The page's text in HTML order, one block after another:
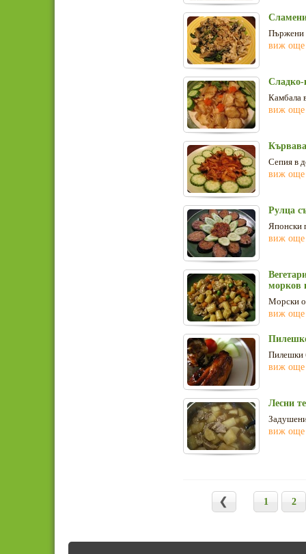
Пържени
виж още
Сладко-
Камбала
виж още
Сепия в
виж още
Рулца
Японски
виж още
морков
Морски
виж още
Пилешки
виж още
Лесни
виж още
1 2